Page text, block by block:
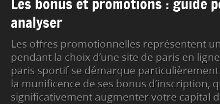
Les bonus et promotions : guide
analyser
Les offres promotionnelles représentent
pendant la choix d’une site de paris en
paris sportif se démarque
la munificence de ses bonus d’inscription,
significativement augmenter votre capital